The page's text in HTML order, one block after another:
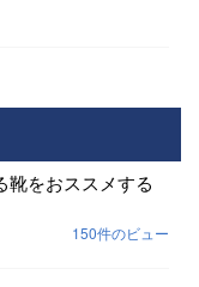
靴をおススメする
150件のビュー